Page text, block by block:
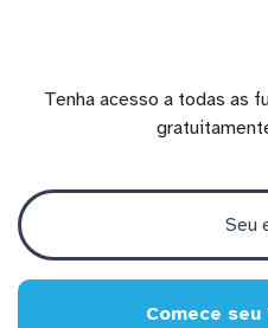
Tenha acesso a todas as
Comece